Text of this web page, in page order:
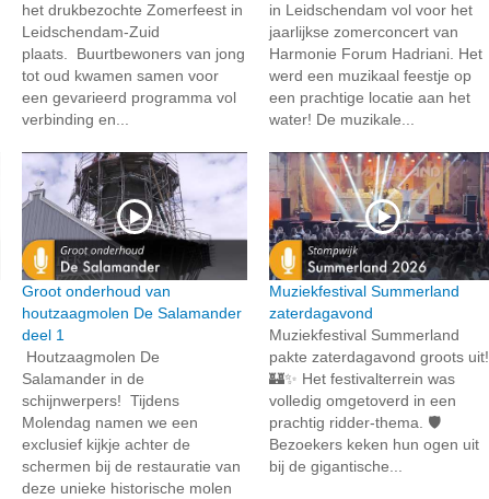
het drukbezochte Zomerfeest in
Leidschendam-Zuid
plaats. Buurtbewoners van jong
tot oud kwamen samen voor
een gevarieerd programma vol
verbinding en...
in Leidschendam vol voor het
jaarlijkse zomerconcert van
Harmonie Forum Hadriani. Het
werd een muzikaal feestje op
een prachtige locatie aan het
water! De muzikale...
Groot onderhoud van
houtzaagmolen De Salamander
deel 1
Houtzaagmolen De
Salamander in de
schijnwerpers! Tijdens
Molendag namen we een
exclusief kijkje achter de
schermen bij de restauratie van
deze unieke historische molen
Muziekfestival Summerland
zaterdagavond
Muziekfestival Summerland
pakte zaterdagavond groots uit!
🏰✨ Het festivalterrein was
volledig omgetoverd in een
prachtig ridder-thema. 🛡️
Bezoekers keken hun ogen uit
bij de gigantische...